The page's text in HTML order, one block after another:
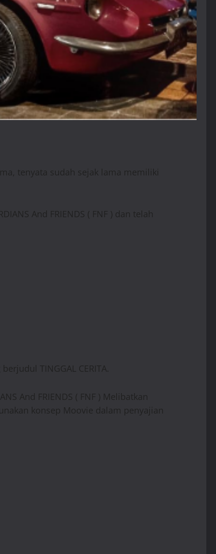
tenyata sudah sejak lama memiliki
And FRIENDS ( FNF ) dan telah
TINGGAL CERITA.
And FRIENDS ( FNF ) Melibatkan
konsep Moovie dalam penyajian